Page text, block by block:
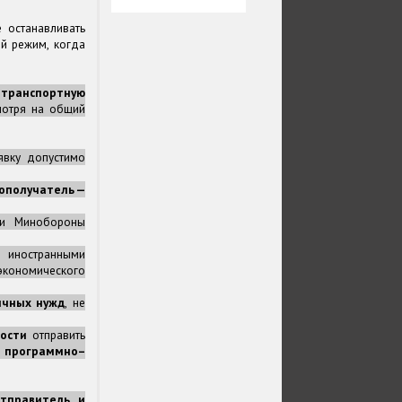
режим, когда
на общий
допустимо
—
Минобороны
нужд, не
отправить